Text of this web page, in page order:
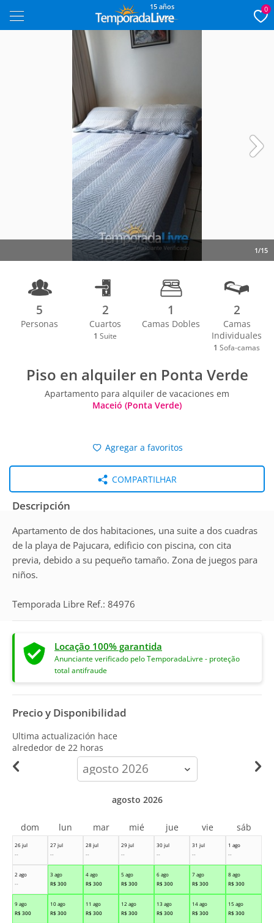
15 años 0
1/15
5
Personas
2
Cuartos
1 Suite
1
Camas Dobles
2
Camas
Individuales
1 Sofa-camas
Piso en alquiler en Ponta Verde
Apartamento para alquiler de vacaciones em
Maceió (Ponta Verde)
Agregar a favoritos
COMPARTILHAR
Descripción
Apartamento de dos habitaciones, una suite a dos cuadras
de la playa de Pajucara, edificio con piscina, con cita
previa, debido a su pequeño tamaño. Zona de juegos para
niños.
Temporada Libre Ref.: 84976
Locação 100% garantida
Anunciante verificado pelo TemporadaLivre - proteção
total antifraude
Precio y Disponibilidad
Ultima actualización hace
alrededor de 22 horas
calendar-
month
26 jul
--
27 jul
--
28 jul
--
29 jul
--
30 jul
--
31 jul
--
1 ago
--
2 ago
--
3 ago
R$ 300
4 ago
R$ 300
5 ago
R$ 300
6 ago
R$ 300
7 ago
R$ 300
8 ago
R$ 300
9 ago
R$ 300
10 ago
R$ 300
11 ago
R$ 300
12 ago
R$ 300
13 ago
R$ 300
14 ago
R$ 300
15 ago
R$ 300
agosto 2026
dom lun mar mié jue vie sáb